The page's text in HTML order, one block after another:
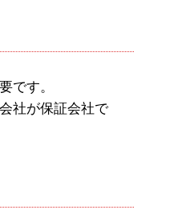
です。
社が保証会社で